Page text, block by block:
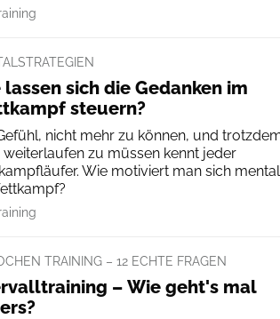
lassen sich die Gedanken im
steuern?
nicht mehr zu können, und
weiterlaufen zu müssen kennt jeder
Wie motiviert man sich mental
TRAINING – 12 ECHTE FRAGEN
– Wie geht's mal